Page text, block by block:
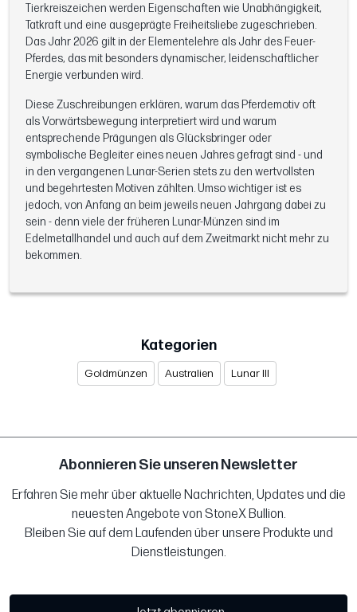
Tierkreiszeichen werden Eigenschaften wie Unabhängigkeit,
Tatkraft und eine ausgeprägte Freiheitsliebe zugeschrieben.
Das Jahr 2026 gilt in der Elementelehre als Jahr des Feuer-
Pferdes, das mit besonders dynamischer, leidenschaftlicher
Energie verbunden wird.
Diese Zuschreibungen erklären, warum das Pferdemotiv oft
als Vorwärtsbewegung interpretiert wird und warum
entsprechende Prägungen als Glücksbringer oder
symbolische Begleiter eines neuen Jahres gefragt sind - und
in den vergangenen Lunar-Serien stets zu den wertvollsten
und begehrtesten Motiven zählten. Umso wichtiger ist es
jedoch, von Anfang an beim jeweils neuen Jahrgang dabei zu
sein - denn viele der früheren Lunar-Münzen sind im
Edelmetallhandel und auch auf dem Zweitmarkt nicht mehr zu
bekommen.
Kategorien
Goldmünzen Australien Lunar III
Abonnieren Sie unseren Newsletter
Erfahren Sie mehr über aktuelle Nachrichten, Updates und die
neuesten Angebote von StoneX Bullion.
Bleiben Sie auf dem Laufenden über unsere Produkte und
Dienstleistungen.